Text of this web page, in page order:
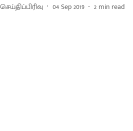
செய்திப்பிரிவு 04 Sep 2019 2 min read